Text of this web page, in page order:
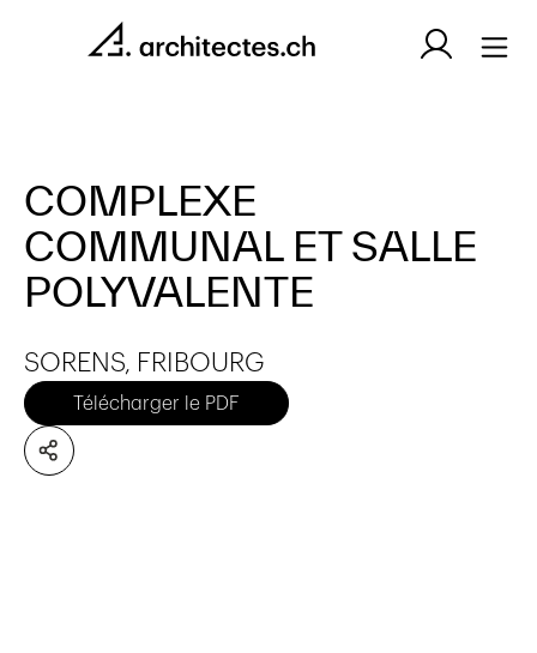
COMPLEXE
COMMUNAL ET SALLE
POLYVALENTE
SORENS, FRIBOURG
Télécharger le PDF